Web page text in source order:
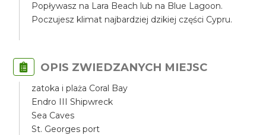
Popływasz na Lara Beach lub na Blue Lagoon.
Poczujesz klimat najbardziej dzikiej części Cypru.
OPIS ZWIEDZANYCH MIEJSC
zatoka i plaża Coral Bay
Endro III Shipwreck
Sea Caves
St. Georges port